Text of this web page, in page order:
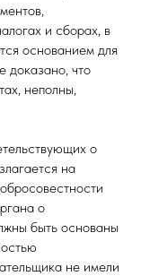
и сборах, в
основанием для
доказано, что
неполны,
о
на
о
быть основаны
не имели